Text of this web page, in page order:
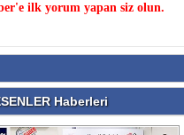
ilk yorum yapan siz olun.
Haberleri